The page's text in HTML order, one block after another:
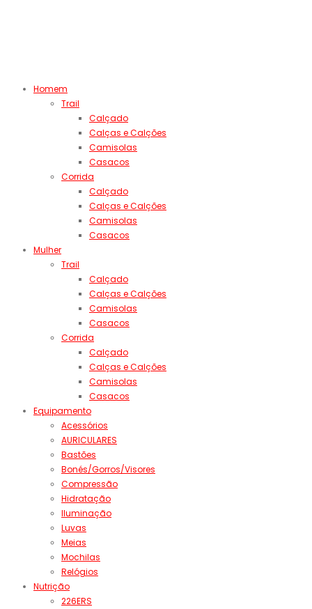
Homem
Trail
Calçado
Calças e Calções
Camisolas
Casacos
Corrida
Calçado
Calças e Calções
Camisolas
Casacos
Mulher
Trail
Calçado
Calças e Calções
Camisolas
Casacos
Corrida
Calçado
Calças e Calções
Camisolas
Casacos
Equipamento
Acessórios
AURICULARES
Bastões
Bonés/Gorros/Visores
Compressão
Hidratação
Iluminação
Luvas
Meias
Mochilas
Relógios
Nutrição
226ERS